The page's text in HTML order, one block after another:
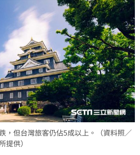
，但台灣旅客仍佔5成以上。（資料照／
提供）